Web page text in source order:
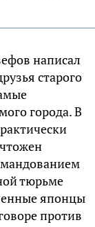
написал
старого
города. В
тюрьме
японцы
против